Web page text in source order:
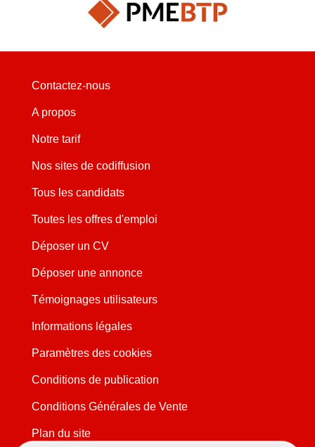
Contactez-nous
A propos
Notre tarif
Nos sites de codiffusion
Tous les candidats
Toutes les offres d'emploi
Déposer un CV
Déposer une annonce
Témoignages utilisateurs
Informations légales
Paramètres des cookies
Conditions de publication
Conditions Générales de Vente
Plan du site